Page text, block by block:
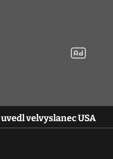
velvyslanec USA